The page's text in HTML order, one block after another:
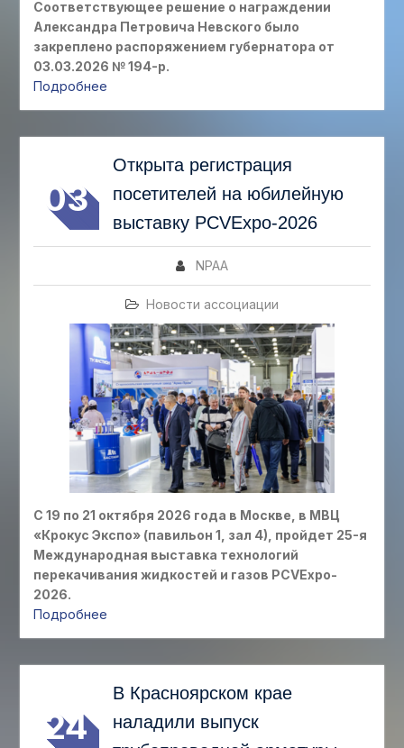
Соответствующее решение о награждении
Александра Петровича Невского было
закреплено распоряжением губернатора от
03.03.2026 № 194-р.
Подробнее
03
Открыта регистрация
посетителей на юбилейную
выставку PCVExpo-2026
NPAA
Новости ассоциации
С 19 по 21 октября 2026 года в Москве, в МВЦ
«Крокус Экспо» (павильон 1, зал 4), пройдет 25-я
Международная выставка технологий
перекачивания жидкостей и газов PCVExpo-
2026.
Подробнее
24
В Красноярском крае
наладили выпуск